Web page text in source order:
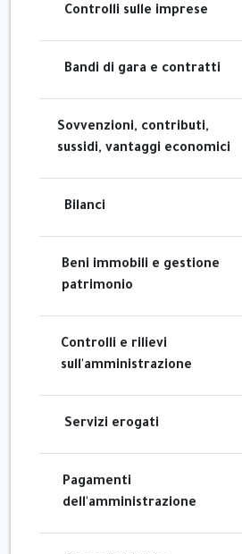
Controlli sulle imprese
Bandi di gara e contratti
Sovvenzioni, contributi,
sussidi, vantaggi economici
Bilanci
Beni immobili e gestione
patrimonio
Controlli e rilievi
sull'amministrazione
Servizi erogati
Pagamenti
dell'amministrazione